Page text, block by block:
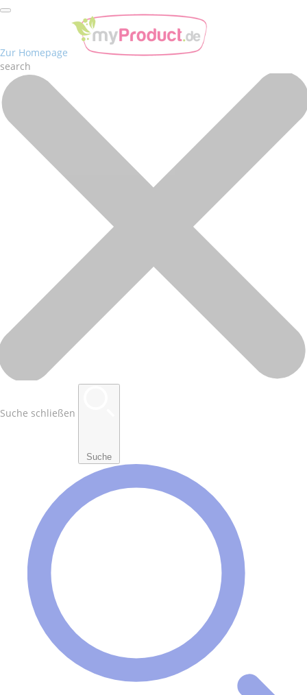
Zur Homepage
search
Suche schließen
Suche